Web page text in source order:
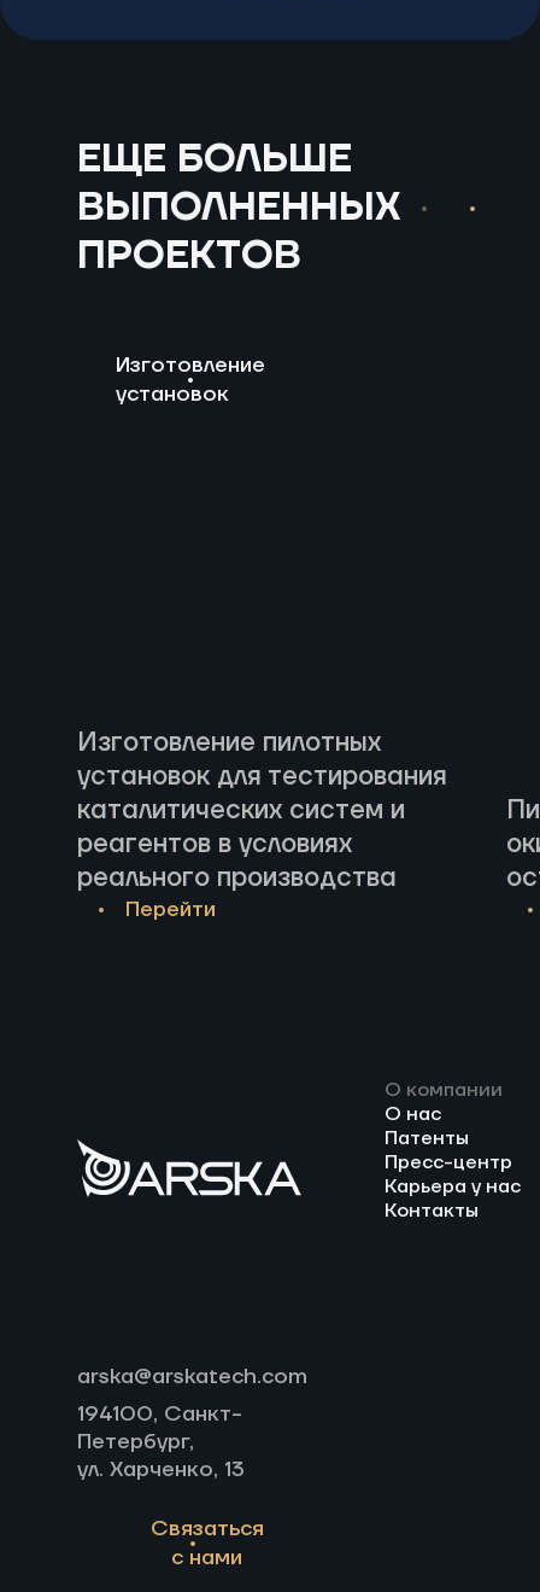
ЕЩЕ БОЛЬШЕ
ВЫПОЛНЕННЫХ
ПРОЕКТОВ
Изготовление
установок
Изготовление пилотных
установок для тестирования
каталитических систем и
реагентов в условиях
реального производства
Перейти
arska@arskatech.com
194100, Санкт-
Петербург,
ул. Харченко, 13
О компании
О нас
Патенты
Пресс-центр
Карьера у нас
Контакты
Связаться
с нами